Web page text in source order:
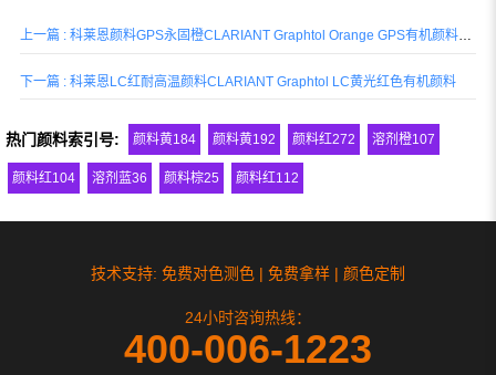
上一篇 : 科莱恩颜料GPS永固橙CLARIANT Graphtol Orange GPS有机颜料橙13
下一篇 : 科莱恩LC红耐高温颜料CLARIANT Graphtol LC黄光红色有机颜料
热门颜料索引号: 颜料黄184 颜料黄192 颜料红272 溶剂橙107
颜料红104 溶剂蓝36 颜料棕25 颜料红112
技术支持: 免费对色测色 | 免费拿样 | 颜色定制
24小时咨询热线：
400-006-1223